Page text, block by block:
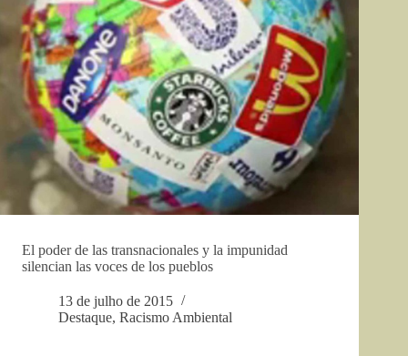
El poder de las transnacionales y la impunidad
silencian las voces de los pueblos
13 de julho de 2015
Destaque, Racismo Ambiental